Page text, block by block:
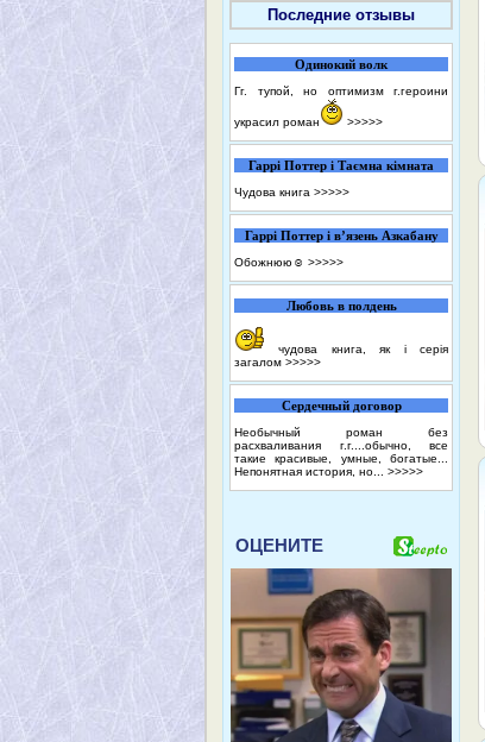
Последние отзывы
Одинокий волк
Гг. тупой, но оптимизм г.героини
украсил роман >>>>>
Гаррі Поттер і Таємна кімната
Чудова книга >>>>>
Гаррі Поттер і в’язень Азкабану
Обожнюю☺️ >>>>>
Любовь в полдень
чудова книга, як і серія
загалом >>>>>
Сердечный договор
Необычный роман без
расхваливания г.г....обычно, все
такие красивые, умные, богатые...
Непонятная история, но... >>>>>
ОЦЕНИТЕ